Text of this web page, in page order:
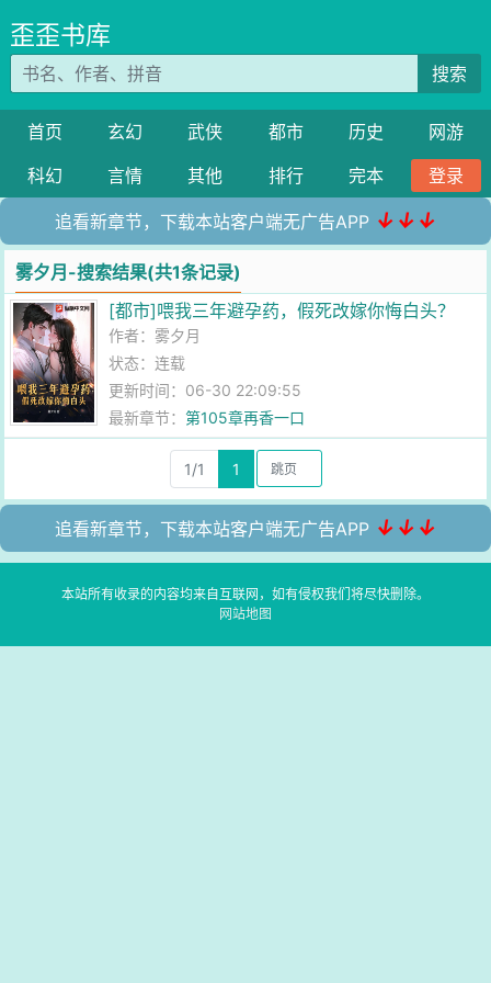
歪歪书库
搜索
首页 玄幻 武侠 都市 历史
网游
科幻
言情 其他 排行 完本 登录
追看新章节，下载本站客户端无广告APP ↓↓↓
雾夕月-搜索结果(共1条记录)
[都市]喂我三年避孕药，假死改嫁你悔白头？
作者：雾夕月
状态：连载
更新时间：06-30 22:09:55
最新章节：第105章再香一口
1/1 1
追看新章节，下载本站客户端无广告APP ↓↓↓
本站所有收录的内容均来自互联网，如有侵权我们将尽快删除。
网站地图